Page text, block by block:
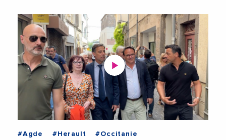
#Agde #Herault #Occitanie